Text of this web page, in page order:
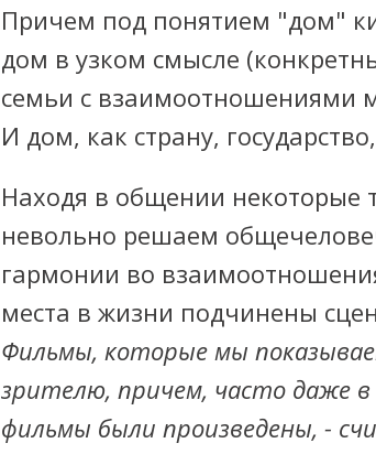
Причем под понятием "дом"
дом в узком смысле
семьи с взаимоотношениями
И дом, как страну,
Находя в общении некоторые
невольно решаем
гармонии во
места в жизни подчинены
Фильмы, которые мы
зрителю, причем, часто даже
фильмы были произведены, -